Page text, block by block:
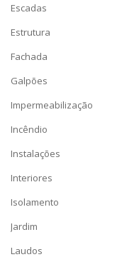
Escadas
Estrutura
Fachada
Galpões
Impermeabilização
Incêndio
Instalações
Interiores
Isolamento
Jardim
Laudos